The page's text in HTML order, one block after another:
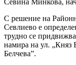
С решение на
Севлиево е
трудно се
намира на ул. „Княз
Белчева”.